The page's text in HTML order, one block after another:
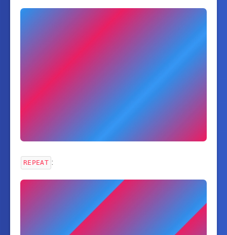
REPEAT :